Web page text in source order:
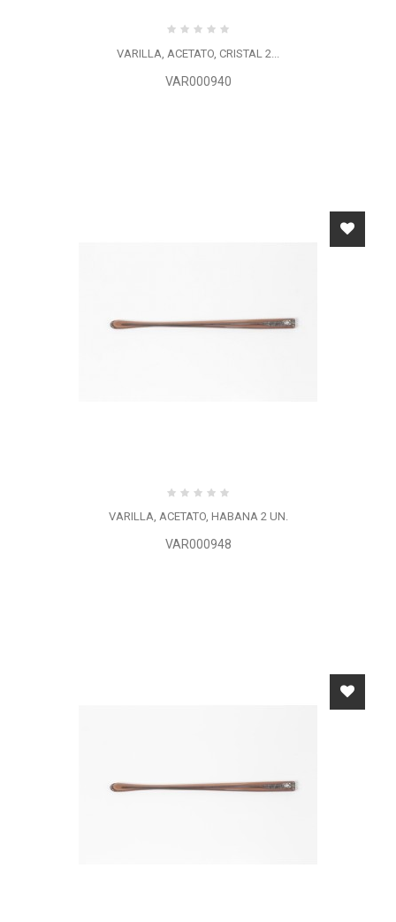
VARILLA, ACETATO, CRISTAL 2...
VAR000940
VARILLA, ACETATO, HABANA 2 UN.
VAR000948